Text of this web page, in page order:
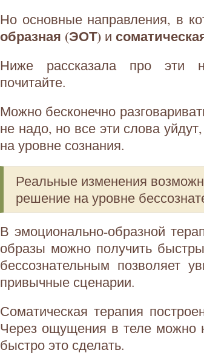
Но основные направления, в
образная (ЭОТ) и
Ниже рассказала про эти
почитайте.
Можно бесконечно
не надо, но все эти слова
на уровне сознания.
Реальные изменения
решение на уровне
В эмоционально-образной
образы можно получить
бессознательным позволяет
привычные сценарии.
Соматическая терапия
Через ощущения в теле можно
быстро это сделать.